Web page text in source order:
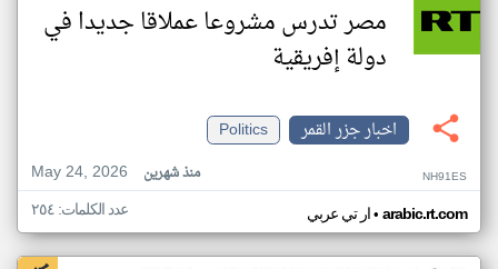
مصر تدرس مشروعا عملاقا جديدا في
دولة إفريقية
اخبار جزر القمر
Politics
May 24, 2026
منذ شهرين NH91ES
ار تي عربي• arabic.rt.com عدد الكلمات: ٢٥٤